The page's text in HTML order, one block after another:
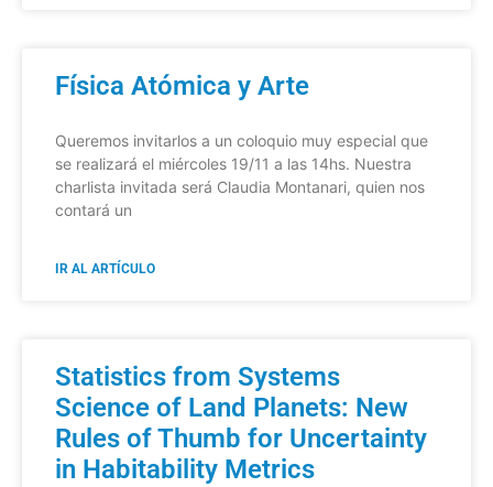
Física Atómica y Arte
Queremos invitarlos a un coloquio muy especial que
se realizará el miércoles 19/11 a las 14hs. Nuestra
charlista invitada será Claudia Montanari, quien nos
contará un
IR AL ARTÍCULO
Statistics from Systems
Science of Land Planets: New
Rules of Thumb for Uncertainty
in Habitability Metrics